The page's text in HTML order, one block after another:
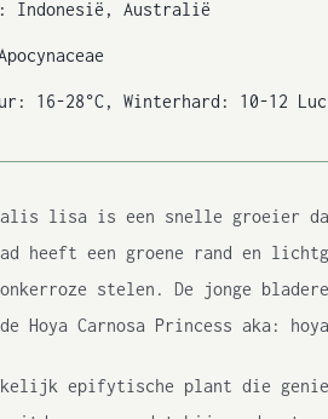
Indonesië, Australië
16-28°C, Winterhard: 10-12
lisa is een snelle groeier
heeft een groene rand en
stelen. De jonge
Hoya Carnosa Princess aka:
epifytische plant die